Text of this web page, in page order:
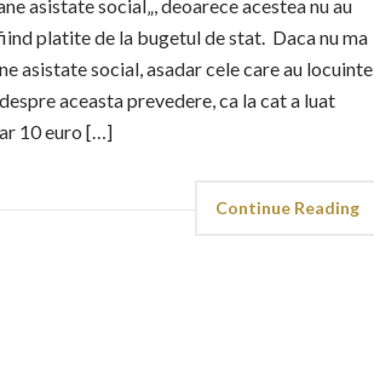
asistate social„, deoarece acestea nu au
platite de la bugetul de stat. Daca nu ma
asistate social, asadar cele care au locuinte
aceasta prevedere, ca la cat a luat
10 euro […]
Continue Reading